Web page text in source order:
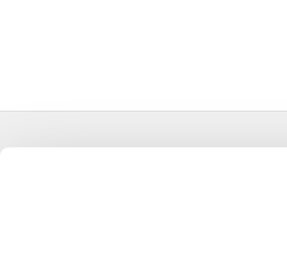
HA-KG-Hagen-